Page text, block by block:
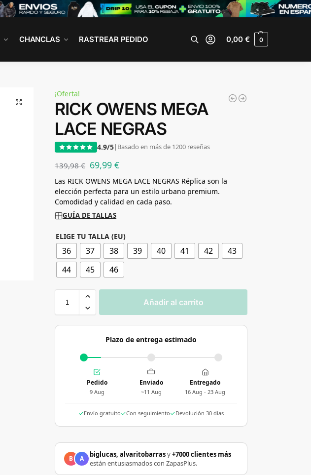
CHANCLAS RASTREAR PEDIDO 0,00€ 0
¡Oferta!
RICK OWENS MEGA
LACE NEGRAS
4.9/5| Basado en más de 1200 reseñas
139,98€ 69,99€
Las RICK OWENS MEGA LACE NEGRAS Réplica son la
elección perfecta para un estilo urbano premium.
Comodidad y calidad en cada paso.
GUÍA DE TALLAS
ELIGE TU TALLA (EU)
36 37 38 39 40 41 42
43
44
45 46
Añadir al carrito
Plazo de entrega estimado
Pedido
9 Aug
Enviado
~11 Aug
Entregado
16 Aug - 23 Aug
Envío gratuito Con seguimiento Devolución 30 días
B A biglucas, alvaritobarrasy+7000 clientes más
están entusiasmados con ZapasPlus.